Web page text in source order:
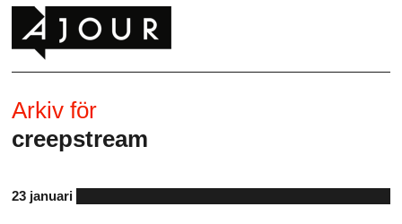
Arkiv för
creepstream
23 januari